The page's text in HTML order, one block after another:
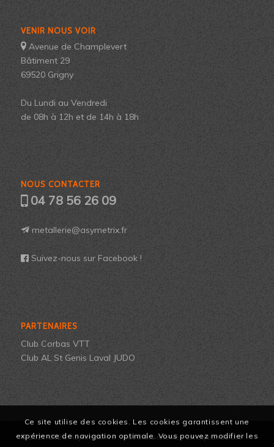
VENIR NOUS VOIR
Avenue de Champlevert
Bâtiment 29
69520 Grigny
Du Lundi au Vendredi
de 08h à 12h et de 14h à 18h
NOUS CONTACTER
04 78 56 26 09
metallerie@asymetrix.fr
Suivez-nous sur Facebook !
PARTENAIRES
Club Corbas VTT
Club AL St Genis Laval JUDO
© 2021-2026, Asymetrix YHF. Tous droits réservés. Conception du site :
Ce site utilise des cookies. Les cookies garantissent une
expérience de navigation optimale. Vous pouvez modifier les